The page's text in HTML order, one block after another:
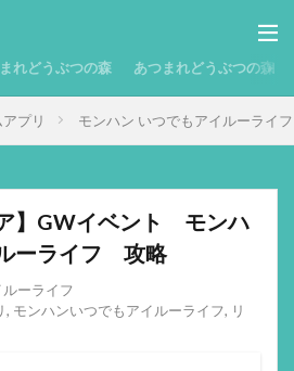
れどうぶつの森 あつまれどうぶつの森
プリ モンハン いつでもアイルーライフ
ア】GWイベント モンハ
ーライフ 攻略
ーライフ
, モンハンいつでもアイルーライフ, リ